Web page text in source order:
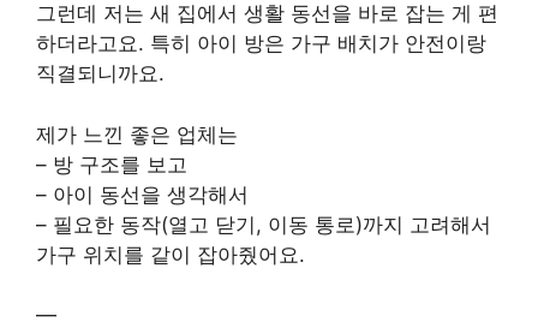
그런데 저는 새 집에서 생활 동선을 바로 잡는 게 편
하더라고요. 특히 아이 방은 가구 배치가 안전이랑
직결되니까요.
제가 느낀 좋은 업체는
– 방 구조를 보고
– 아이 동선을 생각해서
– 필요한 동작(열고 닫기, 이동 통로)까지 고려해서
가구 위치를 같이 잡아줬어요.
—